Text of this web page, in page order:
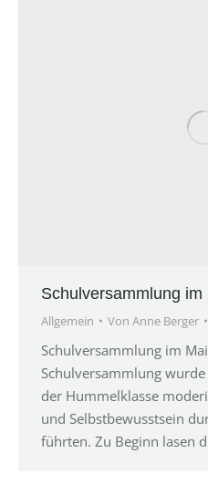
Schulversammlung im
Allgemein Von Anne Berger
Schulversammlung im
Schulversammlung
der Hummelklasse
und Selbstbewusstsein
führten. Zu Beginn lasen